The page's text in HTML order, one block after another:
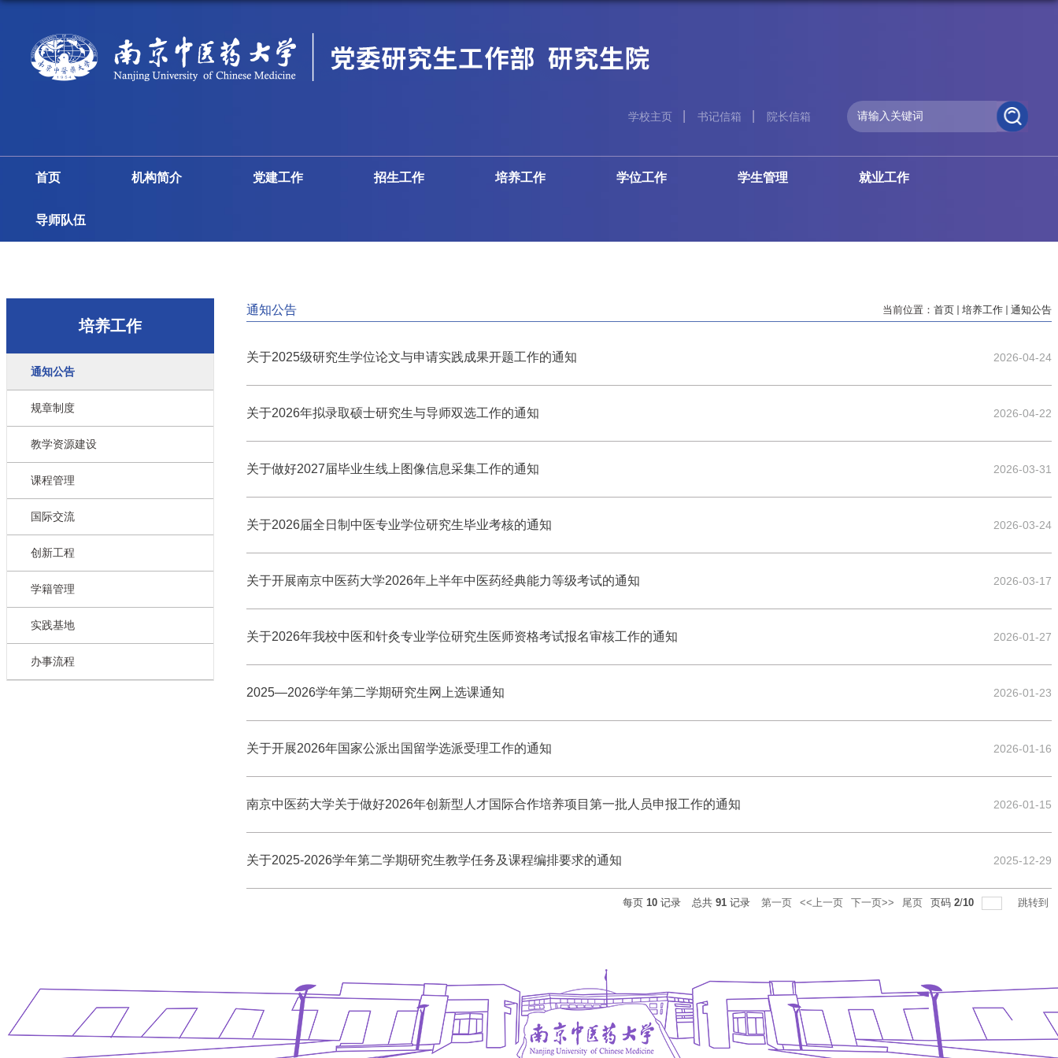
学校主页 书记信箱 院长信箱
首页 机构简介 党建工作 招生工作 培养工作 学位工作 学生管理 就业工作
导师队伍
培养工作
通知公告
规章制度
教学资源建设
课程管理
国际交流
创新工程
学籍管理
实践基地
办事流程
当前位置： 首页 培养工作 通知公告
通知公告
关于2025级研究生学位论文与申请实践成果开题工作的通知 2026-04-24
关于2026年拟录取硕士研究生与导师双选工作的通知 2026-04-22
关于做好2027届毕业生线上图像信息采集工作的通知 2026-03-31
关于2026届全日制中医专业学位研究生毕业考核的通知 2026-03-24
关于开展南京中医药大学2026年上半年中医药经典能力等级考试的通知 2026-03-17
关于2026年我校中医和针灸专业学位研究生医师资格考试报名审核工作的通知 2026-01-27
2025—2026学年第二学期研究生网上选课通知 2026-01-23
关于开展2026年国家公派出国留学选派受理工作的通知 2026-01-16
南京中医药大学关于做好2026年创新型人才国际合作培养项目第一批人员申报工作的通知 2026-01-15
关于2025-2026学年第二学期研究生教学任务及课程编排要求的通知 2025-12-29
每页 10 记录 总共 91 记录 第一页 <<上一页 下一页>> 尾页 页码 2/10 跳转到